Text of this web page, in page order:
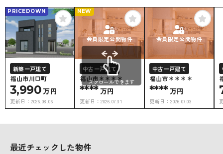
PRICEDOWN
新築一戸建て
福山市川口町
3,990万円
更新日： 2026.08.06
会員限定公開物件
NEW
中古一戸建て
福山市＊＊＊＊
****万円
更新日： 2026.07.31
会員限定公開物件
中古一戸建て
福山市＊＊＊＊
****万円
更新日： 2026.07.03
スクロールできます
最近チェックした物件